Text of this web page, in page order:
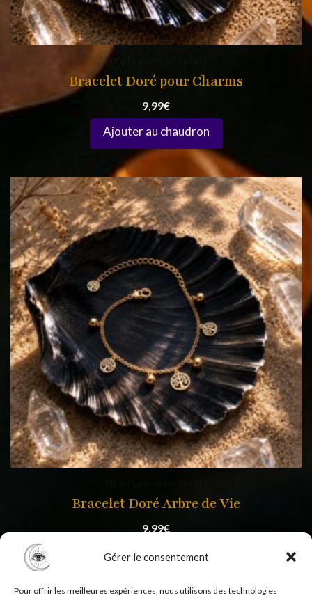
Gérer le consentement
Pour offrir les meilleures expériences, nous utilisons des technologies
Rituel saisonnier de l'été
Bracelet Doré pour Charms
9,99€
Bracelet Doré Arbre de Vie
9,99€